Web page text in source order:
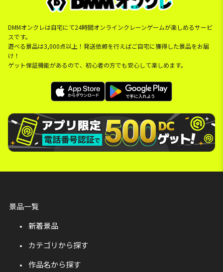
DMMオンクレは自宅にて24時間オンラインクレーンゲームが楽しめるサービ
スです。
遊べる景品は3,000点以上！発送依頼を行えばご自宅に獲得した景品をお届
け！
ゲット保証機能があるので、初心者の方でも安心して楽しめます。
景品一覧
新着景品
カテゴリから探す
作品名から探す